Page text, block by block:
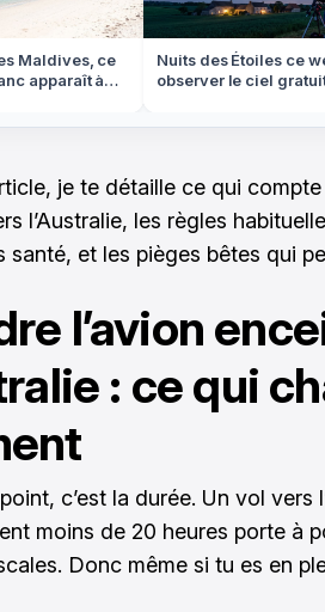
Maldives, ce
apparaît à
Nuits des Étoiles ce
observer le ciel
je te détaille ce qui compte
l’Australie, les règles
santé, et les pièges bêtes qui
l’avion
: ce qui
c’est la durée. Un vol vers
moins de 20 heures porte à
Donc même si tu es en